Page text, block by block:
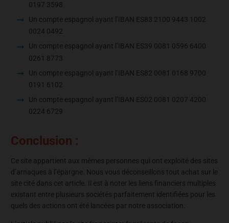
0197 3598
Un compte espagnol ayant l’IBAN ES83 2100 9443 1002
0024 0492
Un compte espagnol ayant l’IBAN ES39 0081 0596 6400
0261 8773
Un compte espagnol ayant l’IBAN ES82 0081 0168 9700
0191 6102
Un compte espagnol ayant l’IBAN ES02 0081 0207 4200
0224 6729
Conclusion :
Ce site appartient aux mêmes personnes qui ont exploité des sites
d’arnaques à l’épargne. Nous vous déconseillons tout achat sur le
site cité dans cet article. Il est à noter les liens financiers multiples
existant entre plusieurs sociétés parfaitement identifiées pour les
quels des actions ont été lancées par notre association.